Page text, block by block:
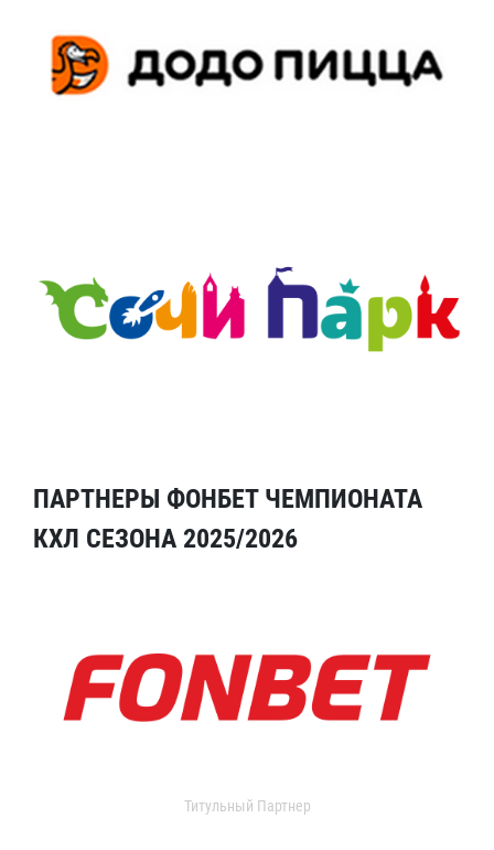
ПАРТНЕРЫ ФОНБЕТ ЧЕМПИОНАТА
КХЛ СЕЗОНА 2025/2026
Титульный Партнер